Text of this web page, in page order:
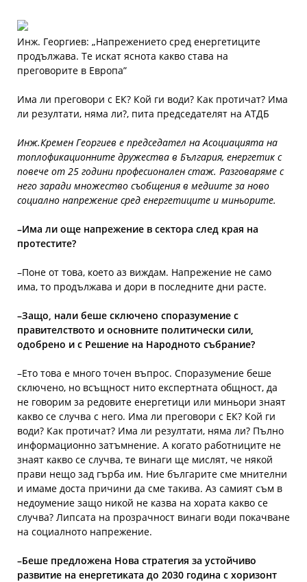
Инж. Георгиев: „Напрежението сред енергетиците
продължава. Те искат яснота какво става на
преговорите в Европа”
Има ли преговори с ЕК? Кой ги води? Как протичат? Има
ли резултати, няма ли?, пита председателят на АТДБ
Инж.Кремен Георгиев е председател на Асоциацията на
топлофикационните дружества в България, енергетик с
повече от 25 години професионален стаж. Разговаряме с
него заради множество съобщения в медиите за ново
социално напрежение сред енергетиците и миньорите.
–Има ли още напрежение в сектора след края на
протестите?
–Поне от това, което аз виждам. Напрежение не само
има, то продължава и дори в последните дни расте.
–Защо, нали беше сключено споразумение с
правителството и основните политически сили,
одобрено и с Решение на Народното събрание?
–Ето това е много точен въпрос. Споразумение беше
сключено, но всъщност нито експертната общност, да
не говорим за редовите енергетици или миньори знаят
какво се случва с него. Има ли преговори с ЕК? Кой ги
води? Как протичат? Има ли резултати, няма ли? Пълно
информационно затъмнение. А когато работниците не
знаят какво се случва, те винаги ще мислят, че някой
прави нещо зад гърба им. Ние българите сме мнителни
и имаме доста причини да сме такива. Аз самият съм в
недоумение защо никой не казва на хората какво се
случва? Липсата на прозрачност винаги води покачване
на социалното напрежение.
–Беше предложена Нова стратегия за устойчиво
развитие на енергетиката до 2030 година с хоризонт